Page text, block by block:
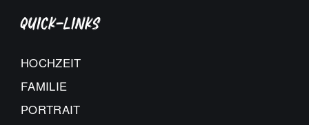
Quick-Links
HOCHZEIT
FAMILIE
PORTRAIT